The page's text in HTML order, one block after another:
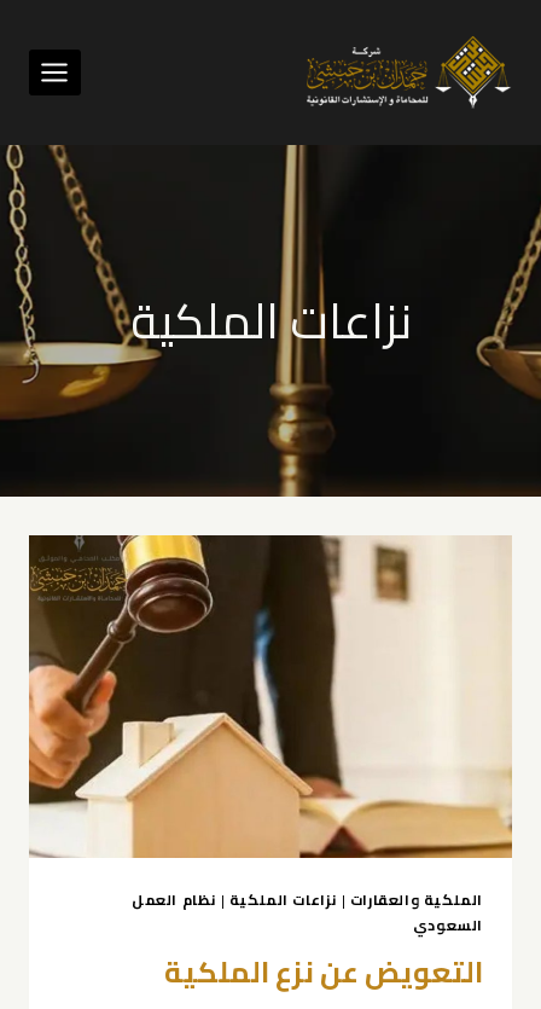
المحتوى
نزاعات الملكية
الملكية والعقارات | نزاعات الملكية | نظام العمل
السعودي
التعويض عن نزع الملكية